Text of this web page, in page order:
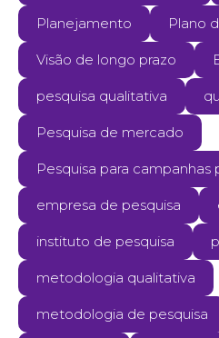
Planejamento Plano
Visão de longo prazo
pesquisa qualitativa
Pesquisa de mercado
Pesquisa para campanhas
empresa de pesquisa
instituto de pesquisa
metodologia qualitativa
metodologia de pesquisa